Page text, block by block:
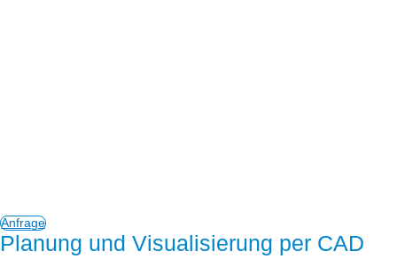
Anfrage
Planung und Visualisierung per CAD